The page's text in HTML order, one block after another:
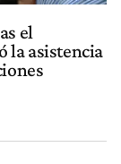
el
la asistencia